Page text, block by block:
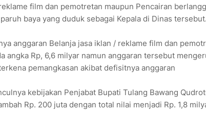
film dan pemotretan maupun Pencairan
baya yang duduk sebagai Kepala di Dinas tersebut.
anggaran Belanja jasa iklan / reklame film dan
angka Rp, 6,6 milyar namun anggaran tersebut
pemangkasan akibat defisitnya anggaran
kebijakan Penjabat Bupati Tulang Bawang
Rp. 200 juta dengan total nilai menjadi Rp. 1,8